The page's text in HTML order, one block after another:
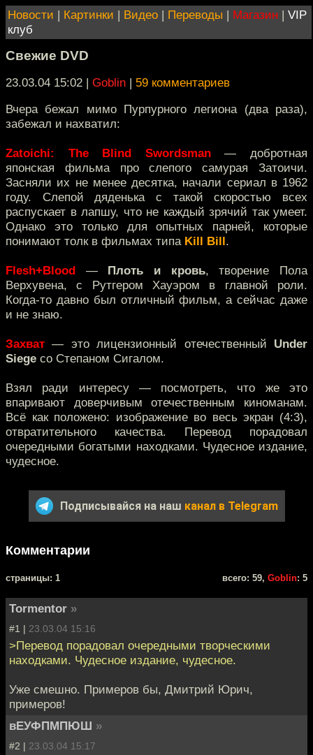
Новости | Картинки | Видео | Переводы | Магазин | VIP
клуб
Свежие DVD
23.03.04 15:02 | Goblin | 59 комментариев
Вчера бежал мимо Пурпурного легиона (два раза),
забежал и нахватил:
Zatoichi: The Blind Swordsman— добротная
японская фильма про слепого самурая Затоичи.
Засняли их не менее десятка, начали сериал в 1962
году. Слепой дяденька с такой скоростью всех
распускает в лапшу, что не каждый зрячий так умеет.
Однако это только для опытных парней, которые
понимают толк в фильмах типа Kill Bill.
Flesh+Blood — Плоть и кровь, творение Пола
Верхувена, с Рутгером Хауэром в главной роли.
Когда-то давно был отличный фильм, а сейчас даже
и не знаю.
Захват — это лицензионный отечественный Under
Siege со Степаном Сигалом.
Взял ради интересу — посмотреть, что же это
впаривают доверчивым отечественным киноманам.
Всё как положено: изображение во весь экран (4:3),
отвратительного качества. Перевод порадовал
очередными богатыми находками. Чудесное издание,
чудесное.
Подписывайся на наш канал в Telegram
Комментарии
cтраницы: 1 всего: 59, Goblin: 5
Tormentor »
#1 | 23.03.04 15:16
>Перевод порадовал очередными творческими
находками. Чудесное издание, чудесное.
Уже смешно. Примеров бы, Дмитрий Юрич,
примеров!
вЕУФПМПЮШ »
#2 | 23.03.04 15:17